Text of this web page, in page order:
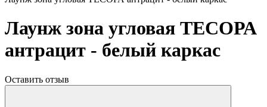
Лаунж зона угловая ТЕСОРА
антрацит - белый каркас
Оставить отзыв